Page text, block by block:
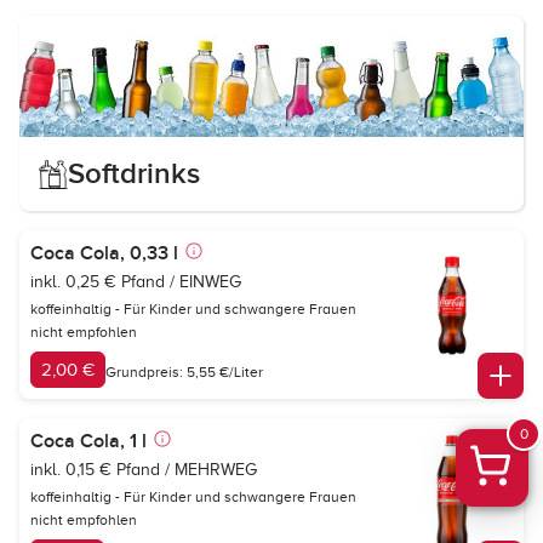
Softdrinks
Coca Cola, 0,33 l
inkl. 0,25 € Pfand / EINWEG
koffeinhaltig - Für Kinder und schwangere Frauen
nicht empfohlen
2,00 € Grundpreis: 5,55 €/Liter
Coca Cola, 1 l
inkl. 0,15 € Pfand / MEHRWEG
koffeinhaltig - Für Kinder und schwangere Frauen
nicht empfohlen
0